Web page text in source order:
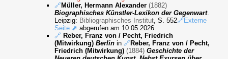
🔗Müller, Hermann Alexander (1882)
Biographisches Künstler-Lexikon der Gegenwart.
Leipzig: Bibliographisches Institut, S. 552🔗Externe
Seite ⬈ abgerufen am 10.05.2026.
🔗 Reber, Franz von / Pecht, Friedrich
(Mitwirkung)Berlinin🔗Reber, Franz von / Pecht,
Friedrich (Mitwirkung) (1884) Geschichte der